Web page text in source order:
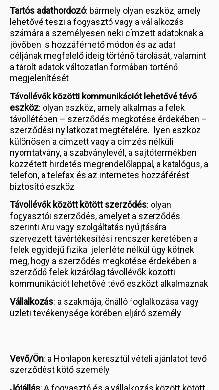
Tartós adathordozó: bármely olyan eszköz, amely
lehetővé teszi a fogyasztó vagy a vállalkozás
számára a személyesen neki címzett adatoknak a
jövőben is hozzáférhető módon és az adat
céljának megfelelő ideig történő tárolását, valamint
a tárolt adatok változatlan formában történő
megjelenítését
Távollévők közötti kommunikációt lehetővé tévő
eszköz: olyan eszköz, amely alkalmas a felek
távollétében – szerződés megkötése érdekében –
szerződési nyilatkozat megtételére. Ilyen eszköz
különösen a címzett vagy a címzés nélküli
nyomtatvány, a szabványlevél, a sajtótermékben
közzétett hirdetés megrendelőlappal, a katalógus, a
telefon, a telefax és az internetes hozzáférést
biztosító eszköz
Távollévők között kötött szerződés: olyan
fogyasztói szerződés, amelyet a szerződés
szerinti Áru vagy szolgáltatás nyújtására
szervezett távértékesítési rendszer keretében a
felek egyidejű fizikai jelenléte nélkül úgy kötnek
meg, hogy a szerződés megkötése érdekében a
szerződő felek kizárólag távollévők közötti
kommunikációt lehetővé tévő eszközt alkalmaznak
Vállalkozás: a szakmája, önálló foglalkozása vagy
üzleti tevékenysége körében eljáró személy
Vevő/Ön: a Honlapon keresztül vételi ajánlatot tevő
szerződést kötő személy
Jótállás: A fogyasztó és a vállalkozás között kötött